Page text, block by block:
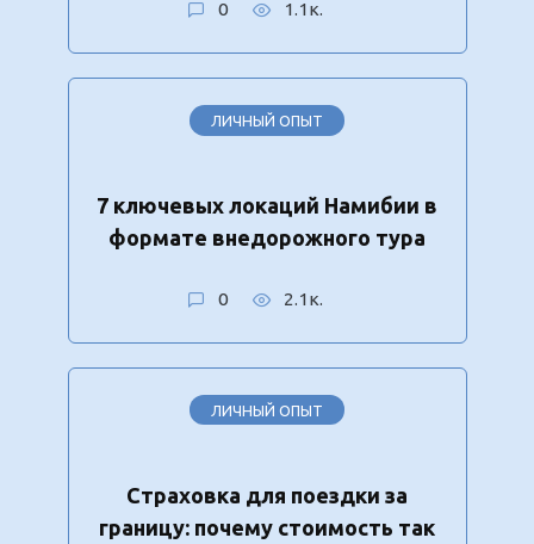
0 1.1к.
ЛИЧНЫЙ ОПЫТ
7 ключевых локаций Намибии в
формате внедорожного тура
0 2.1к.
ЛИЧНЫЙ ОПЫТ
Страховка для поездки за
границу: почему стоимость так